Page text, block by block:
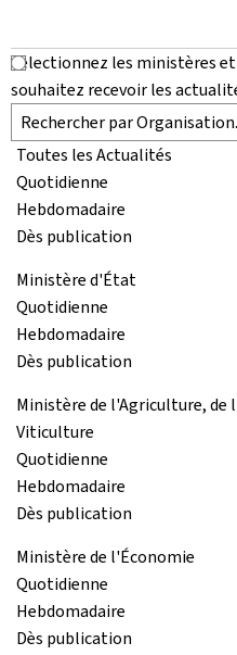
Sélectionnez les ministères
souhaitez recevoir les
Toutes les Actualités
Quotidienne
Hebdomadaire
Dès publication
Ministère d'État
Quotidienne
Hebdomadaire
Dès publication
Ministère de l'Agriculture,
Viticulture
Quotidienne
Hebdomadaire
Dès publication
Ministère de l'Économie
Quotidienne
Hebdomadaire
Dès publication